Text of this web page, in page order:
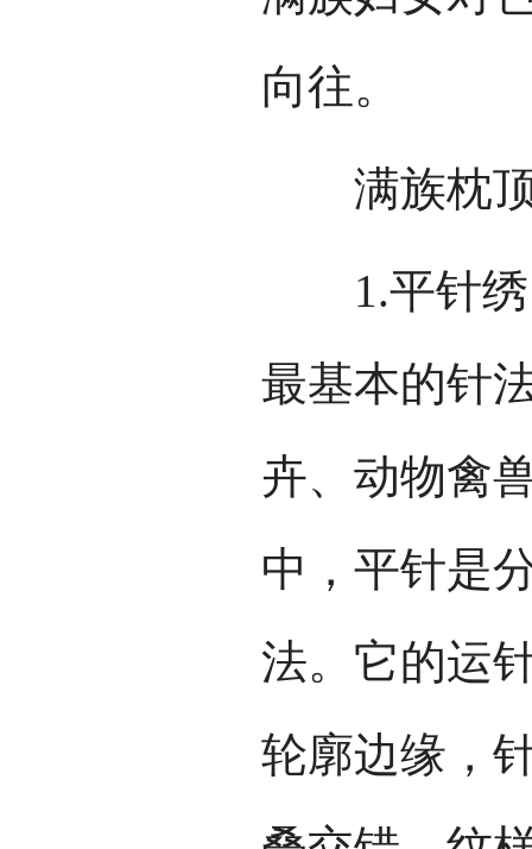
向往。
满族枕顶
1.平针绣
最基本的针
卉、动物禽
中，平针是
法。它的运
轮廓边缘，